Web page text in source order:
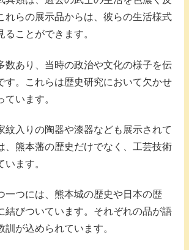
れらの展示品からは、彼らの生活様式
ことができます。
数あり、当時の政治や文化の様子を伝
す。これらは歴史研究において欠かせ
います。
紋入りの陶器や漆器なども展示されて
、熊本藩の歴史だけでなく、工芸技術
ます。
一つには、熊本城の歴史や日本の歴
結びついています。それぞれの品が語
訓が込められています。